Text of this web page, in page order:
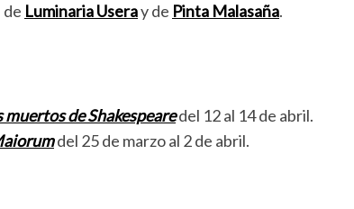
Luminaria Useray de Pinta Malasaña.
muertos de Shakespearedel 12 al 14 de abril.
del 25 de marzo al 2 de abril.